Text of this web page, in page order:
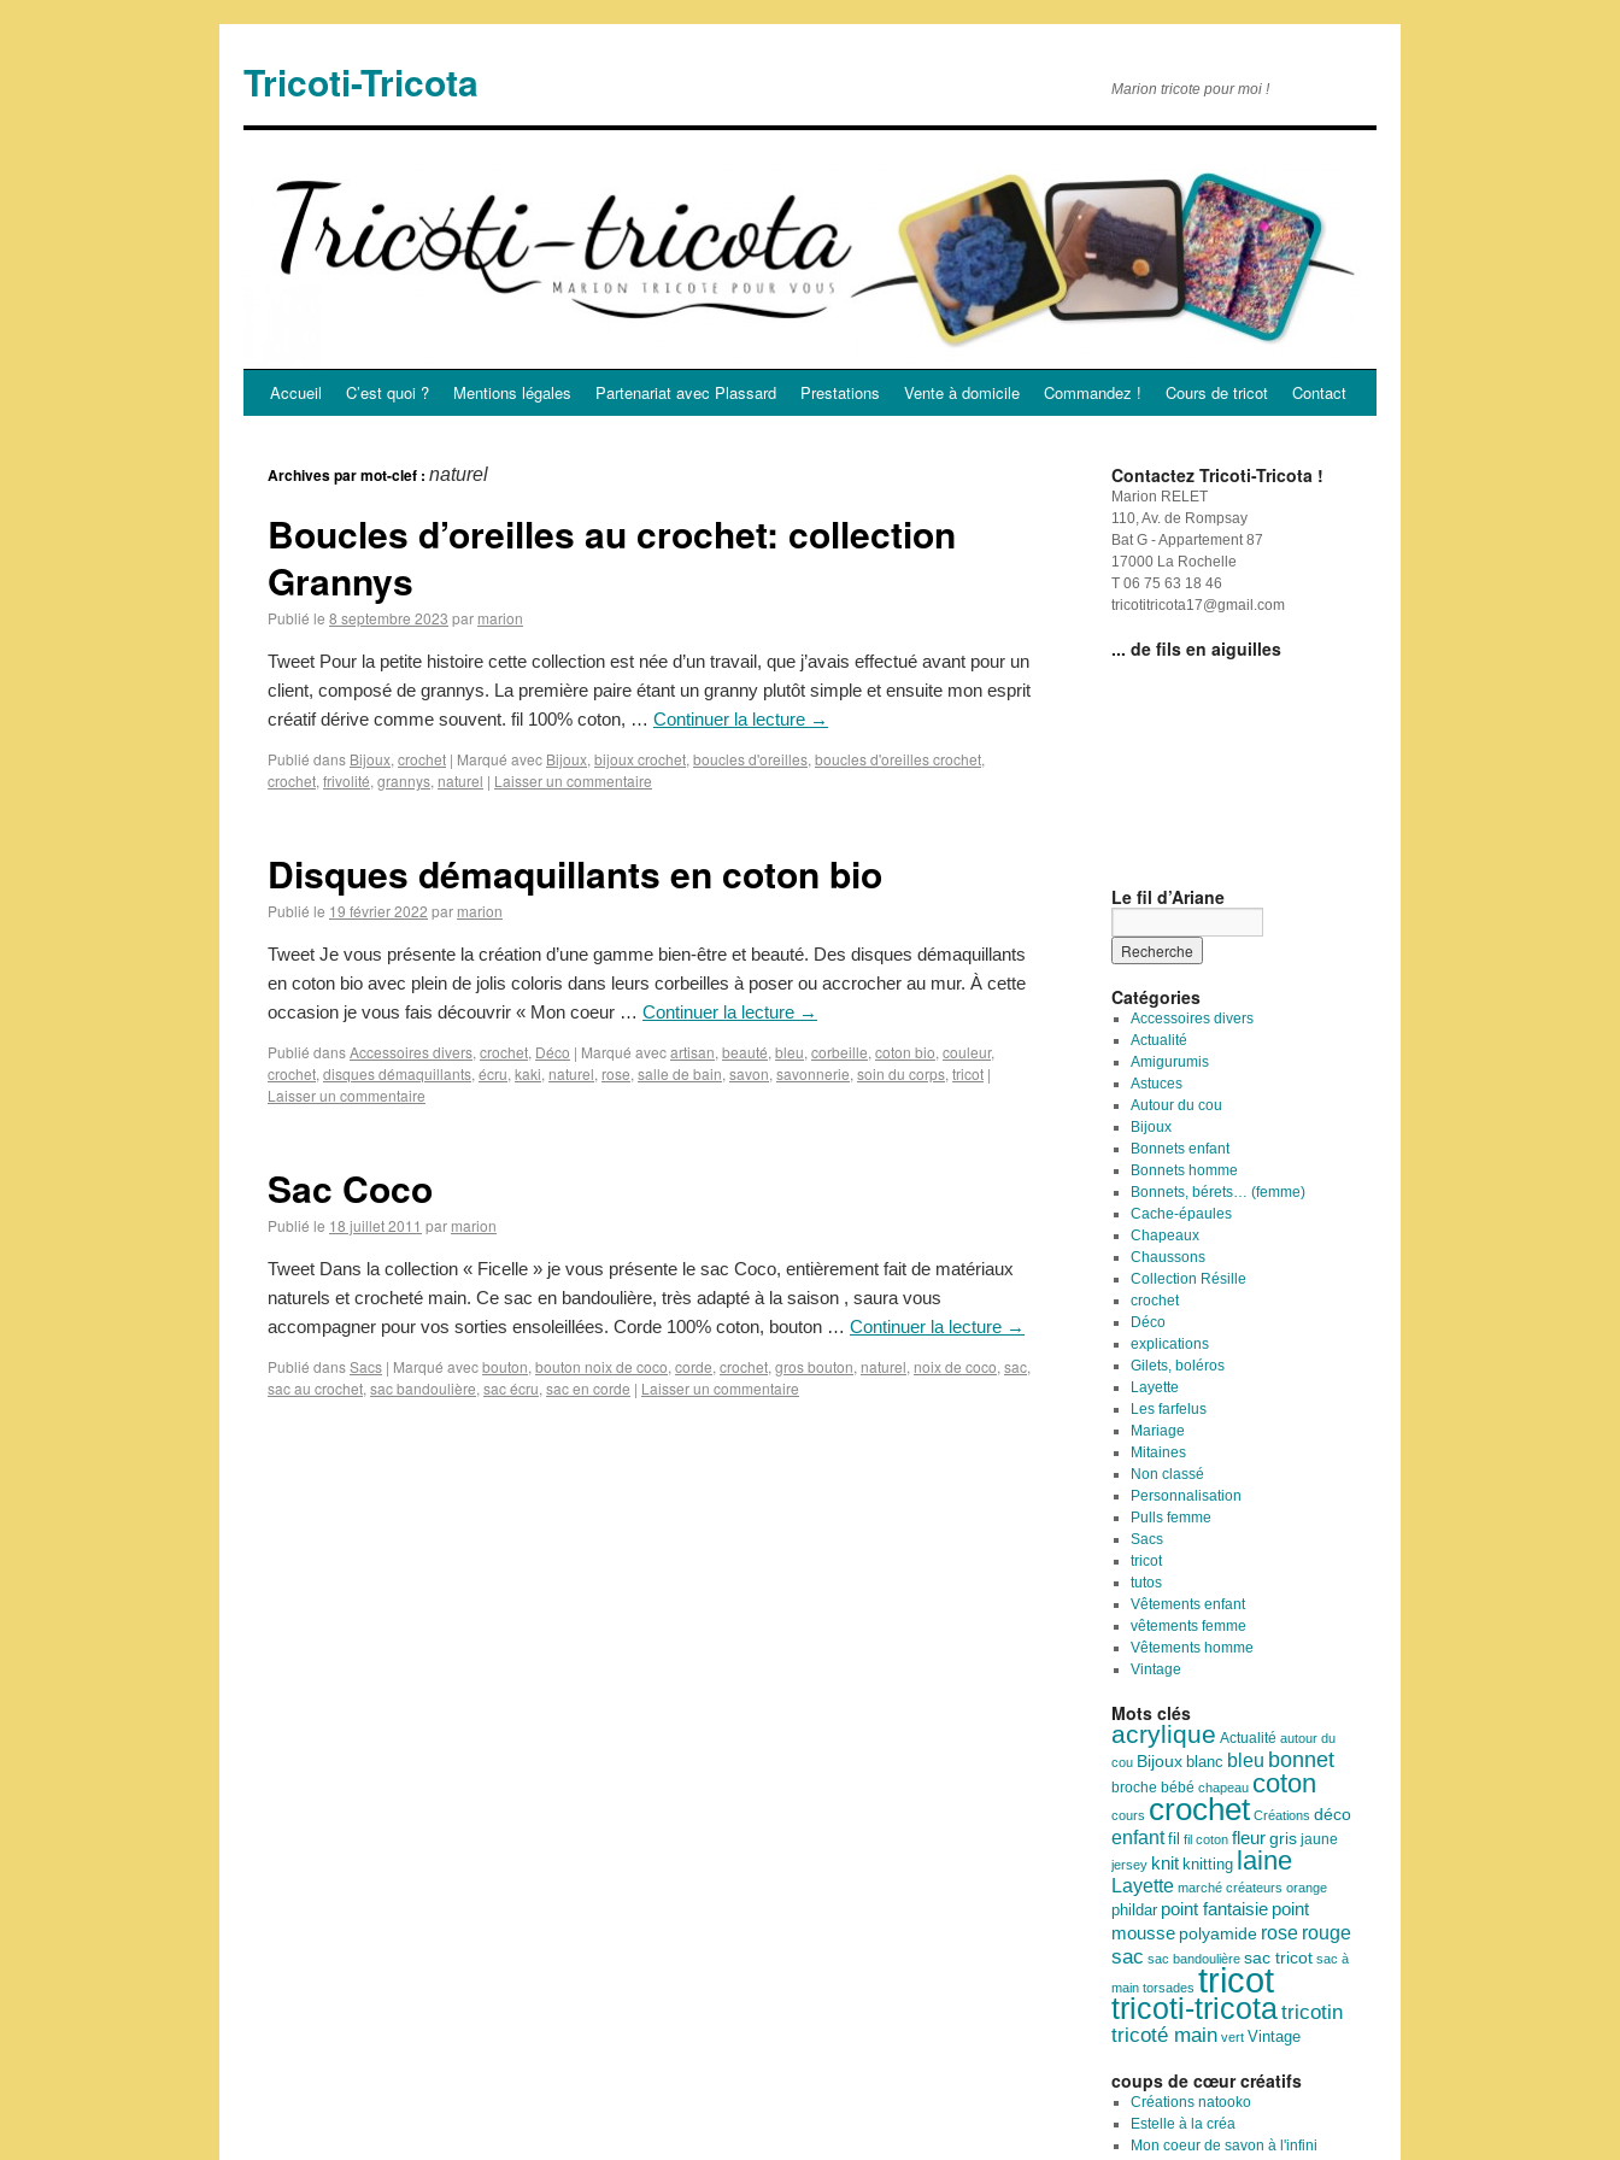
Tricoti-Tricota Marion tricote pour moi !
Accueil C’est quoi ? Mentions légales Partenariat avec Plassard Prestations Vente à domicile Commandez ! Cours de tricot Contact
Archives par mot-clef : naturel
Boucles d’oreilles au crochet: collection
Grannys
Publié le 8 septembre 2023 par marion
Tweet Pour la petite histoire cette collection est née d’un travail, que j’avais effectué avant pour un
client, composé de grannys. La première paire étant un granny plutôt simple et ensuite mon esprit
créatif dérive comme souvent. fil 100% coton, … Continuer la lecture →
Publié dans Bijoux, crochet | Marqué avec Bijoux, bijoux crochet, boucles d'oreilles, boucles d'oreilles crochet,
crochet, frivolité, grannys, naturel | Laisser un commentaire
Disques démaquillants en coton bio
Publié le 19 février 2022 par marion
Tweet Je vous présente la création d’une gamme bien-être et beauté. Des disques démaquillants
en coton bio avec plein de jolis coloris dans leurs corbeilles à poser ou accrocher au mur. À cette
occasion je vous fais découvrir « Mon coeur … Continuer la lecture →
Publié dansAccessoires divers, crochet, Déco | Marqué avecartisan, beauté, bleu, corbeille, coton bio, couleur,
crochet, disques démaquillants, écru, kaki, naturel, rose, salle de bain, savon, savonnerie, soin du corps, tricot |
Laisser un commentaire
Sac Coco
Publié le 18 juillet 2011 par marion
Tweet Dans la collection « Ficelle » je vous présente le sac Coco, entièrement fait de matériaux
naturels et crocheté main. Ce sac en bandoulière, très adapté à la saison , saura vous
accompagner pour vos sorties ensoleillées. Corde 100% coton, bouton … Continuer la lecture →
Publié dansSacs | Marqué avecbouton, bouton noix de coco, corde, crochet, gros bouton, naturel, noix de coco, sac,
sac au crochet, sac bandoulière, sac écru, sac en corde | Laisser un commentaire
Contactez Tricoti-Tricota !
Marion RELET
110, Av. de Rompsay
Bat G - Appartement 87
17000 La Rochelle
T 06 75 63 18 46
tricotitricota17@gmail.com
... de fils en aiguilles
Le fil d’Ariane
Catégories
Accessoires divers
Actualité
Amigurumis
Astuces
Autour du cou
Bijoux
Bonnets enfant
Bonnets homme
Bonnets, bérets… (femme)
Cache-épaules
Chapeaux
Chaussons
Collection Résille
crochet
Déco
explications
Gilets, boléros
Layette
Les farfelus
Mariage
Mitaines
Non classé
Personnalisation
Pulls femme
Sacs
tricot
tutos
Vêtements enfant
vêtements femme
Vêtements homme
Vintage
Mots clés
acrylique Actualité autour du
cou Bijoux blanc bleu bonnet
broche bébé chapeau coton
cours crochet Créations déco
enfant fil fil coton fleur gris jaune
jersey knit knitting laine
Layette marché créateurs orange
phildar point fantaisie point
mousse polyamide rose rouge
sac sac bandoulière sac tricot sac à
main torsades tricot
tricoti-tricotatricotin
tricoté main vert Vintage
coups de cœur créatifs
Créations natooko
Estelle à la créa
Mon coeur de savon à l'infini